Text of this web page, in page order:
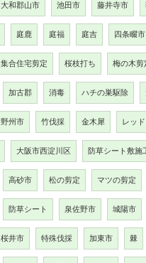
大和郡山市 池田市 藤井寺市
庭鹿 庭福 庭吉 四条畷市
集合住宅剪定 桜枝打ち 梅の木剪
加古郡 消毒 ハチの巣駆除
野州市 竹伐採 金木犀 レッ
大阪市西淀川区 防草シート敷施
高砂市 松の剪定 マツの剪定
防草シート 泉佐野市 城陽市
桜井市 特殊伐採 加東市 棘